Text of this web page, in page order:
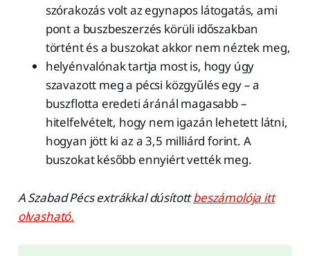
szórakozás volt az egynapos látogatás, ami
pont a buszbeszerzés körüli időszakban
történt és a buszokat akkor nem néztek meg,
helyénvalónak tartja most is, hogy úgy
szavazott meg a pécsi közgyűlés egy – a
buszflotta eredeti áránál magasabb –
hitelfelvételt, hogy nem igazán lehetett látni,
hogyan jött ki az a 3,5 milliárd forint. A
buszokat később ennyiért vették meg.
A Szabad Pécs extrákkal dúsítottbeszámolója itt
olvasható.